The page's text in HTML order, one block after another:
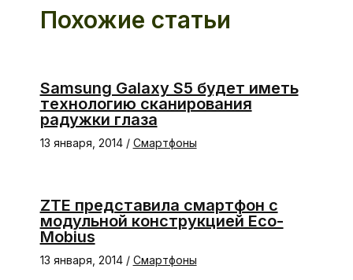
Похожие статьи
Samsung Galaxy S5 будет иметь
технологию сканирования
радужки глаза
13 января, 2014 / Смартфоны
ZTE представила смартфон с
модульной конструкцией Eco-
Mobius
13 января, 2014 / Смартфоны